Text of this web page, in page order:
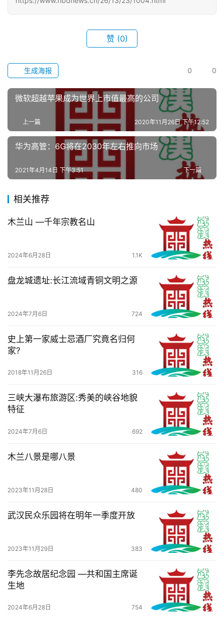
赞 (0)
0 0
生成海报
微软超越苹果成为世界上市值最高的公司
上一篇 2020年11月26日 下午12:52
华为高管：6G将在2030年左右推向市场
下一篇
2021年4月14日 下午3:51
相关推荐
木兰山 —千年宗教名山
2024年6月28日 1.1K
盘龙城遗址:长江流域青铜文明之源
2024年7月6日 724
史上第一家威士忌酒厂究竟名归何
家?
2018年11月26日 316
三峡大瀑布旅游区:秀美的峡谷地貌
特征
2024年7月6日 692
木兰八景是哪八景
2023年11月28日 480
武汉民众乐园将在明年一季度开放
2023年11月29日 383
李先念故居纪念园 —共和国主席诞
生地
2024年6月28日 754